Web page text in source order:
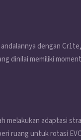
dengan
dinilai memiliki
melakukan adaptasi
ruang untuk rotasi